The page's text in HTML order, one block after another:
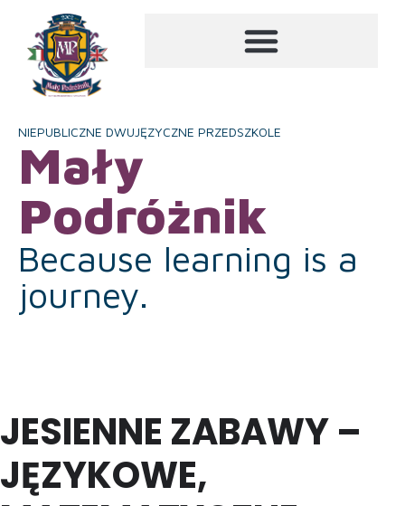
NIEPUBLICZNE DWUJĘZYCZNE PRZEDSZKOLE
Mały
Podróżnik
Because learning is a
journey.
JESIENNE ZABAWY –
JĘZYKOWE,